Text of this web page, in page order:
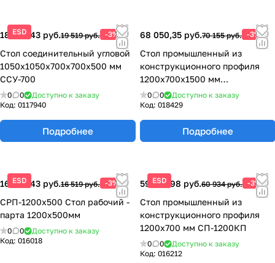
ESD
18 933,43 руб.19 519 руб. -3%
Стол соединительный угловой
1050х1050х700х700х500 мм
ССУ-700
0 0
Доступно к заказу
Код: 0117940
Подробнее
68 050,35 руб.70 155 руб. -3%
Стол промышленный из
конструкционного профиля
1200х700х1500 мм
СПП-1200КП
0 0
Доступно к заказу
Код: 018429
Подробнее
ESD
16 023,43 руб.16 519 руб. -3%
СРП-1200х500 Стол рабочий -
парта 1200x500мм
0 0
Доступно к заказу
Код: 016018
ESD
59 105,98 руб.60 934 руб. -3%
Стол промышленный из
конструкционного профиля
1200х700 мм СП-1200КП
0 0
Доступно к заказу
Код: 016212